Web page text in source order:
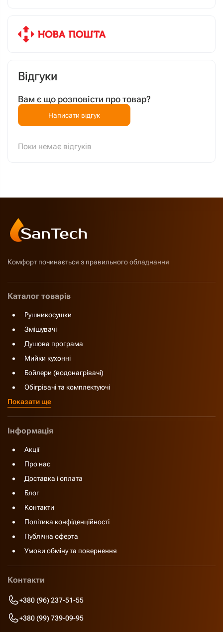
Відгуки
Вам є що розповісти про товар?
Написати відгук
Поки немає відгуків
Комфорт починається з правильного обладнання
Каталог товарів
Рушникосушки
Змішувачі
Душова програма
Мийки кухонні
Бойлери (водонагрівачі)
Обігрівачі та комплектуючі
Показати ще
Інформація
Акції
Про нас
Доставка і оплата
Блог
Контакти
Політика конфіденційності
Публічна оферта
Умови обміну та повернення
Контакти
+380 (96) 237-51-55
+380 (99) 739-09-95